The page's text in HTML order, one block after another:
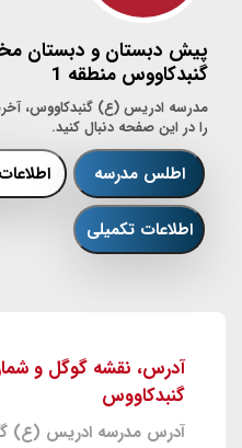
پیش دبستان و دبستان
گنبدکاووس منطقه 1
مدرسه ادریس (ع) گنبدکاووس،
را در این صفحه دنبال کنید.
اطلس مدرسه
اطلاعات تکمیلی
آدرس، نقشه گوگل و
گنبدکاووس
آدرس مدرسه ادریس (ع)